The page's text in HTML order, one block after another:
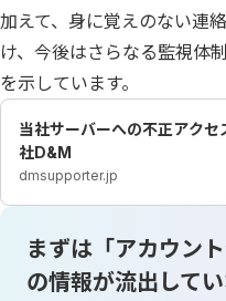
加えて、身に覚えのない連
け、今後はさらなる監視体
を示しています。
当社サーバーへの不正アク
社D&M
dmsupporter.jp
まずは「アカウン
の情報が流出して